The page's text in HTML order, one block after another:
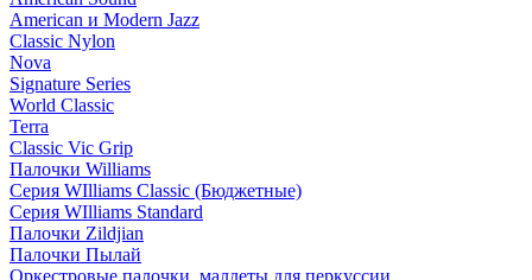
American и Modern Jazz
Classic Nylon
Nova
Signature Series
World Classic
Terra
Classic Vic Grip
Палочки Williams
Серия WIlliams Classic (Бюджетные)
Серия WIlliams Standard
Палочки Zildjian
Палочки Пылай
Оркестровые палочки, маллеты для перкуссии